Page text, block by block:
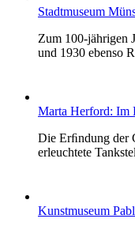
Stadtmuseum
Zum 100-jährigen
und 1930 ebenso
Marta Herford: Im
Die Erﬁndung der
erleuchtete
Kunstmuseum